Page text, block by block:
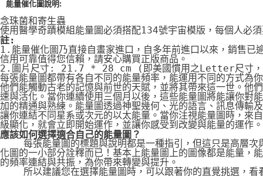
能量催化圖說明:
念珠菌和寄生蟲
使用醫學奇蹟模組能量圖必須搭配134號宇宙模版，每個人必
註:
1.能量催化圖乃直接自畫家進口，自多年前進口以來，銷售已
信用可靠值得您信賴，請安心購買正版商品。
2.圖片尺寸: 21.7 * 28 cm (即美國慣用之Letter尺寸，
每張能量圖都帶有各自不同的能量頻率，能運用不同的方式為
他們能觸動古老的記憶與前世的天賦，並將其帶來這一世。他
速與活化。當你連續使用三個月以後，這些能量圖將能讓你對
加的精通與熟練。能量圖透過神聖幾何、光的語言、訊息傳輸
讓你連結不同星系或次元的以太能量。當你注視能量圖時，來
級顯化，就會立即開始運作，並讓你感受到改變與能量的運作。
應該如何選擇適合自己的能量圖？
每張能量圖的標題與說明都是一種指引，但這只是高層次
化圖的一小部分詮釋而已！基本上能量圖上的圖像都是能量，
的頻率連結與共振，為你帶來轉變與提升。
所以建議您在選擇能量圖時，可以跟著你的直覺挑選，看